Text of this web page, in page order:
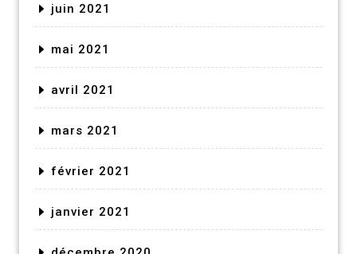
juin 2021
mai 2021
avril 2021
mars 2021
février 2021
janvier 2021